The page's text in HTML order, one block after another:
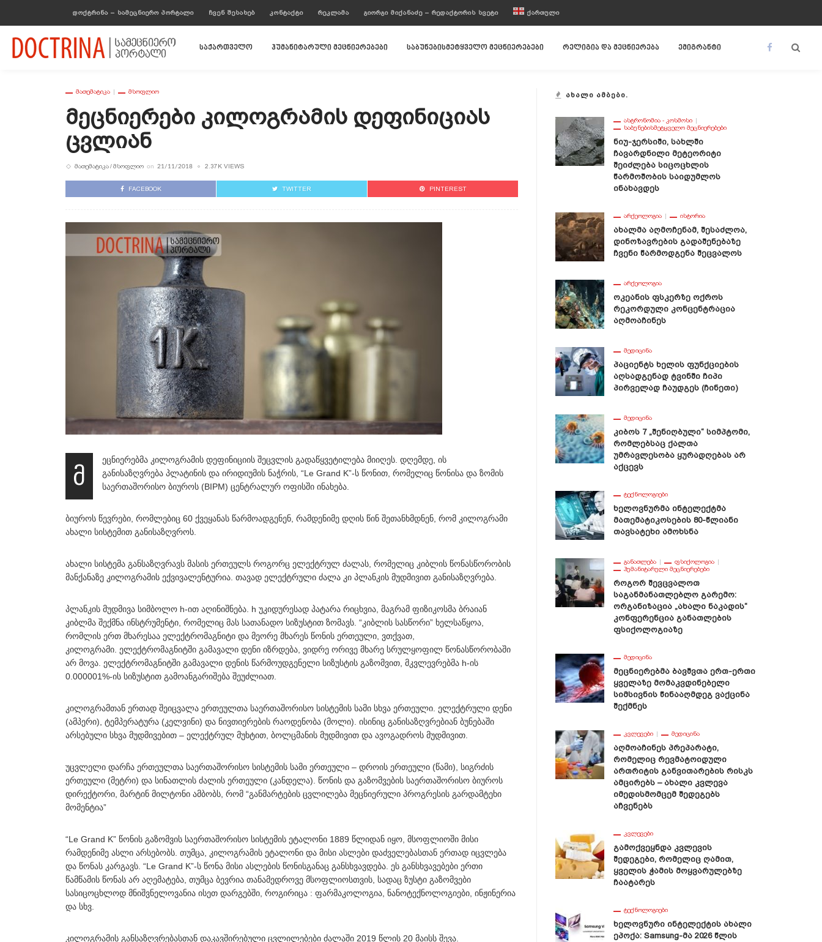
ᲓᲝᲥᲢᲠᲘᲜᲐ – ᲡᲐᲛᲔᲪᲜᲘᲔᲠᲝ ᲞᲝᲠᲢᲐᲚᲘ ᲩᲕᲔᲜ ᲨᲔᲡᲐᲮᲔᲑ ᲙᲝᲜᲢᲐᲥᲢᲘ ᲠᲔᲙᲚᲐᲛᲐ ᲒᲘᲝᲠᲒᲘ ᲛᲘᲥᲐᲜᲐᲫᲔ – ᲠᲔᲓᲐᲥᲢᲝᲠᲘᲡ ᲡᲕᲔᲢᲘ ᲥᲐᲠᲗᲣᲚᲘ
საქართველო ჰუმანიტარული მეცნიერებები საბუნებისმეტყველო მეცნიერებები რელიგია და მეცნიერება ემიგრანტი
ᲛᲐᲗᲔᲛᲐᲢᲘᲙᲐ ᲛᲡᲝᲤᲚᲘᲝ
Მეცნიერები Კილოგრამის Დეფინიციას
Ცვლიან
ᲛᲐᲗᲔᲛᲐᲢᲘᲙᲐ ᲛᲡᲝᲤᲚᲘᲝ on 21/11/2018 2.37K VIEWS
FACEBOOK TWITTER PINTEREST
მ
ეცნიერებმა კილოგრამის დეფინიციის შეცვლის გადაწყვეტილება მიიღეს. დღემდე, ის
განისაზღვრება პლატინის და ირიდიუმის ნაჭრის, “Le Grand K”-ს წონით, რომელიც წონისა და ზომის
საერთაშორისო ბიუროს (BIPM) ცენტრალურ ოფისში ინახება.
ბიუროს წევრები, რომლებიც 60 ქვეყანას წარმოადგენენ, რამდენიმე დღის წინ შეთანხმდნენ, რომ კილოგრამი
ახალი სისტემით განისაზღვროს.
ახალი სისტემა განსაზღვრავს მასის ერთეულს როგორც ელექტრულ ძალას, რომელიც კიბლის წონასწორობის
მანქანაზე კილოგრამის ექვივალენტურია. თავად ელექტრული ძალა კი პლანკის მუდმივით განისაზღვრება.
პლანკის მუდმივა სიმბოლო h-ით აღინიშნება. h უკიდურესად პატარა რიცხვია, მაგრამ ფიზიკოსმა ბრაიან
კიბლმა შექმნა ინსტრუმენტი, რომელიც მას სათანადო სიზუსტით ზომავს. “კიბლის სასწორი” ხელსაწყოა,
რომლის ერთ მხარესაა ელექტრომაგნიტი და მეორე მხარეს წონის ერთეული, ვთქვათ,
კილოგრამი. ელექტრომაგნიტში გამავალი დენი იზრდება, ვიდრე ორივე მხარე სრულყოფილ წონასწორობაში
არ მოვა. ელექტრომაგნიტში გამავალი დენის წარმოუდგენელი სიზუსტის გაზომვით, მკვლევრებმა h-ის
0.000001%-ის სიზუსტით გამოანგარიშება შეუძლიათ.
კილოგრამთან ერთად შეიცვალა ერთეულთა საერთაშორისო სისტემის სამი სხვა ერთეული. ელექტრული დენი
(ამპერი), ტემპერატურა (კელვინი) და ნივთიერების რაოდენობა (მოლი). ისინიც განისაზღვრებიან ბუნებაში
არსებული სხვა მუდმივებით – ელექტრულ მუხტით, ბოლცმანის მუდმივით და ავოგადროს მუდმივით.
უცვლელი დარჩა ერთეულთა საერთაშორისო სისტემის სამი ერთეული – დროის ერთეული (წამი), სიგრძის
ერთეული (მეტრი) და სინათლის ძალის ერთეული (კანდელა). წონის და გაზომვების საერთაშორისო ბიუროს
დირექტორი, მარტინ მილტონი ამბობს, რომ “განმარტების ცვლილება მეცნიერული პროგრესის გარდამტეხი
მომენტია”
“Le Grand K” წონის გაზომვის საერთაშორისო სისტემის ეტალონი 1889 წლიდან იყო, მსოფლიოში მისი
რამდენიმე ასლი არსებობს. თუმცა, კილოგრამის ეტალონი და მისი ასლები დაძველებასთან ერთად იცვლება
და წონას კარგავს. “Le Grand K”-ს წონა მისი ასლების წონისგანაც განსხვავდება. ეს განსხვავებები ერთი
წამწამის წონას არ აღემატება, თუმცა ბევრია თანამედროვე მსოფლიოსთვის, სადაც ზუსტი გაზომვები
სასიცოცხლოდ მნიშვნელოვანია ისეთ დარგებში, როგირიცა : ფარმაკოლოგია, ნანოტექნოლოგიები, ინჟინერია
და სხვ.
კილოგრამის განსაზღვრებასთან დაკავშირებული ცვლილებები ძალაში 2019 წლის 20 მაისს შევა.
ᲐᲮᲐᲚᲘ ᲐᲛᲑᲔᲑᲘ.
ᲐᲡᲢᲠᲝᲜᲝᲛᲘᲐ - ᲙᲝᲡᲛᲝᲡᲘ
ᲡᲐᲑᲣᲜᲔᲑᲘᲡᲛᲔᲢᲧᲕᲔᲚᲝ ᲛᲔᲪᲜᲘᲔᲠᲔᲑᲔᲑᲘ
Ნიუ-Ჯერსიში, Სახლში
Ჩავარდნილი Მეტეორიტი
Შეიძლება Სიცოცხლის
Წარმოშობის Საიდუმლოს
Ინახავდეს
ᲐᲠᲥᲔᲝᲚᲝᲒᲘᲐ ᲘᲡᲢᲝᲠᲘᲐ
Ახალმა Აღმოჩენამ, Შესაძლოა,
Დინოზავრების Გადაშენებაზე
Ჩვენი Წარმოდგენა Შეცვალოს
ᲐᲠᲥᲔᲝᲚᲝᲒᲘᲐ
Ოკეანის Ფსკერზე Ოქროს
Რეკორდული Კონცენტრაცია
Აღმოაჩინეს
ᲛᲔᲓᲘᲪᲘᲜᲐ
Პაციენტს Ხელის Ფუნქციების
Აღსადგენად Ტვინში Ჩიპი
Პირველად Ჩაუდგეს (ჩინეთი)
ᲛᲔᲓᲘᲪᲘᲜᲐ
Კიბოს 7 „შენიღბული“ Სიმპტომი,
Რომლებსაც Ქალთა
Უმრავლესობა Ყურადღებას Არ
Აქცევს
ᲢᲔᲥᲜᲝᲚᲝᲒᲘᲔᲑᲘ
Ხელოვნურმა Ინტელექტმა
Მათემატიკოსების 80-Წლიანი
Თავსატეხი Ამოხსნა
ᲒᲐᲜᲐᲗᲚᲔᲑᲐ
ᲤᲡᲘᲥᲝᲚᲝᲒᲘᲐ
ᲰᲣᲛᲐᲜᲘᲢᲐᲠᲣᲚᲘ ᲛᲔᲪᲜᲘᲔᲠᲔᲑᲔᲑᲘ
Როგორ Შევცვალოთ
Საგანმანათლებლო Გარემო:
Ორგანიზაცია „ახალი Ნაკადის“
Კონფერენცია Განათლების
Ფსიქოლოგიაზე
ᲛᲔᲓᲘᲪᲘᲜᲐ
Მეცნიერებმა Ბავშვთა Ერთ-Ერთი
Ყველაზე Მომაკვდინებელი
Სიმსივნის Წინააღმდეგ Ვაქცინა
Შექმნეს
ᲙᲕᲚᲔᲕᲔᲑᲘ ᲛᲔᲓᲘᲪᲘᲜᲐ
Აღმოაჩინეს Პრეპარატი,
Რომელიც Რევმატოიდული
Ართრიტის Განვითარების Რისკს
Ამცირებს – Ახალი Კვლევა
Იმედისმომცემ Შედეგებს
Აჩვენებს
ᲙᲕᲚᲔᲕᲔᲑᲘ
Გამოქვეყნდა Კვლევის
Შედეგები, Რომელიც Ღამით,
Ყველის Ჭამის Მოყვარულებზე
Ჩაატარეს
ᲢᲔᲥᲜᲝᲚᲝᲒᲘᲔᲑᲘ
Ხელოვნური Ინტელექტის Ახალი
Ეპოქა: Samsung-Მა 2026 Წლის